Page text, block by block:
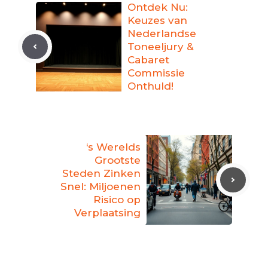
Ontdek Nu:
Keuzes van
Nederlandse
Toneeljury &
Cabaret
Commissie
Onthuld!
‘s Werelds
Grootste
Steden Zinken
Snel: Miljoenen
Risico op
Verplaatsing